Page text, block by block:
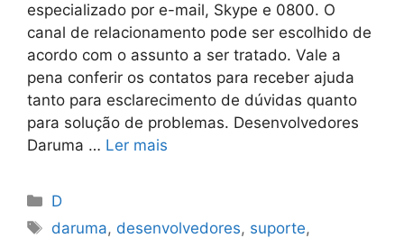
especializado por e-mail, Skype e 0800. O
canal de relacionamento pode ser escolhido de
acordo com o assunto a ser tratado. Vale a
pena conferir os contatos para receber ajuda
tanto para esclarecimento de dúvidas quanto
para solução de problemas. Desenvolvedores
Daruma … Ler mais
Categorias
D
Tags
daruma, desenvolvedores, suporte,